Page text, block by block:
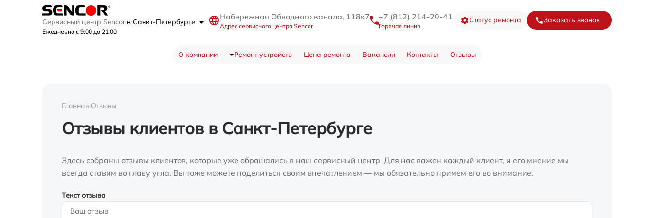
Сервисный центр Sencor в Санкт-Петербурге
Ежедневно с 9:00 до 21:00
Набережная Обводного канала, 118к7
Адрес сервисного центра Sencor
+7 (812) 214-20-41
Горячая линия
Статус ремонта Заказать звонок
О компании Ремонт устройств Цена ремонта Вакансии Контакты Отзывы
Главная›Отзывы
Отзывы клиентов в Санкт-Петербурге
Здесь собраны отзывы клиентов, которые уже обращались в наш сервисный центр. Для нас важен каждый клиент, и его мнение мы
всегда ставим во главу угла. Вы тоже можете поделиться своим впечатлением — мы обязательно примем его во внимание.
Текст отзыва